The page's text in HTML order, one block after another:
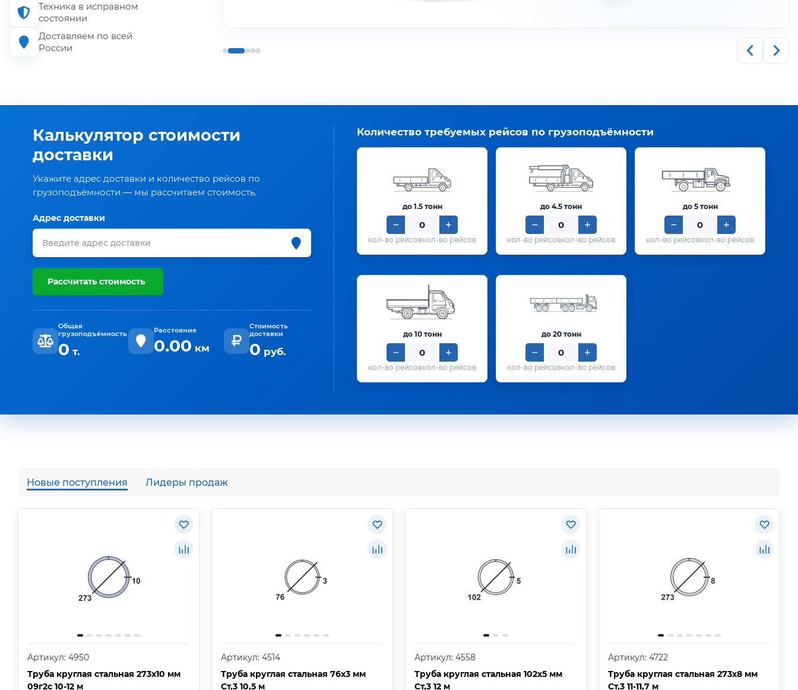
Техника в исправном
состоянии
Доставляем по всей
России
Калькулятор стоимости
доставки
Укажите адрес доставки и количество рейсов по
грузоподъёмности — мы рассчитаем стоимость.
Адрес доставки
Рассчитать стоимость
Общая
грузоподъёмность
0 т.
Расстояние
0.00 км
Стоимость
доставки
0 руб.
Количество требуемых рейсов по грузоподъёмности
до 1.5 тонн
кол-во рейсов
до 4.5 тонн
кол-во рейсов
до 5 тонн
кол-во рейсов
до 10 тонн
кол-во рейсов
до 20 тонн
кол-во рейсов
Новые поступления Лидеры продаж
Артикул: 4950
Труба круглая стальная 273х10 мм
09г2с 10-12 м
Артикул: 4514
Труба круглая стальная 76х3 мм
Ст,3 10,5 м
Артикул: 4558
Труба круглая стальная 102х5 мм
Ст,3 12 м
Артикул: 4722
Труба круглая стальная 273х8 мм
Ст,3 11-11,7 м